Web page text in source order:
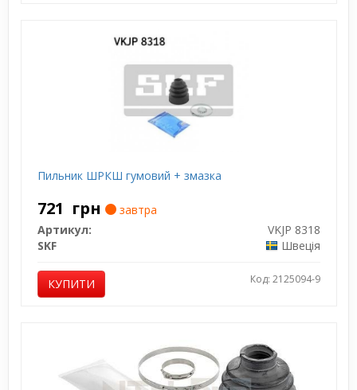
Пильник ШРКШ гумовий + змазка
721 грн
завтра
Артикул:
VKJP 8318
SKF
Швеція
КУПИТИ Код: 2125094-9